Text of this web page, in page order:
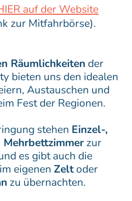
auf der Website
zur Mitfahrbörse).
Räumlichkeiten der
bieten uns den idealen
Austauschen und
Fest der Regionen.
stehen Einzel-,
zur
es gibt auch die
eigenen Zeltoder
zu übernachten.